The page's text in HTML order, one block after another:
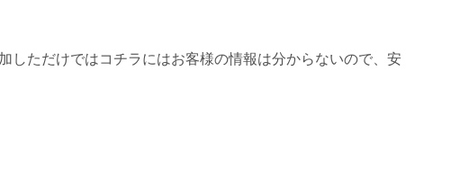
しただけではコチラにはお客様の情報は分からないので、安